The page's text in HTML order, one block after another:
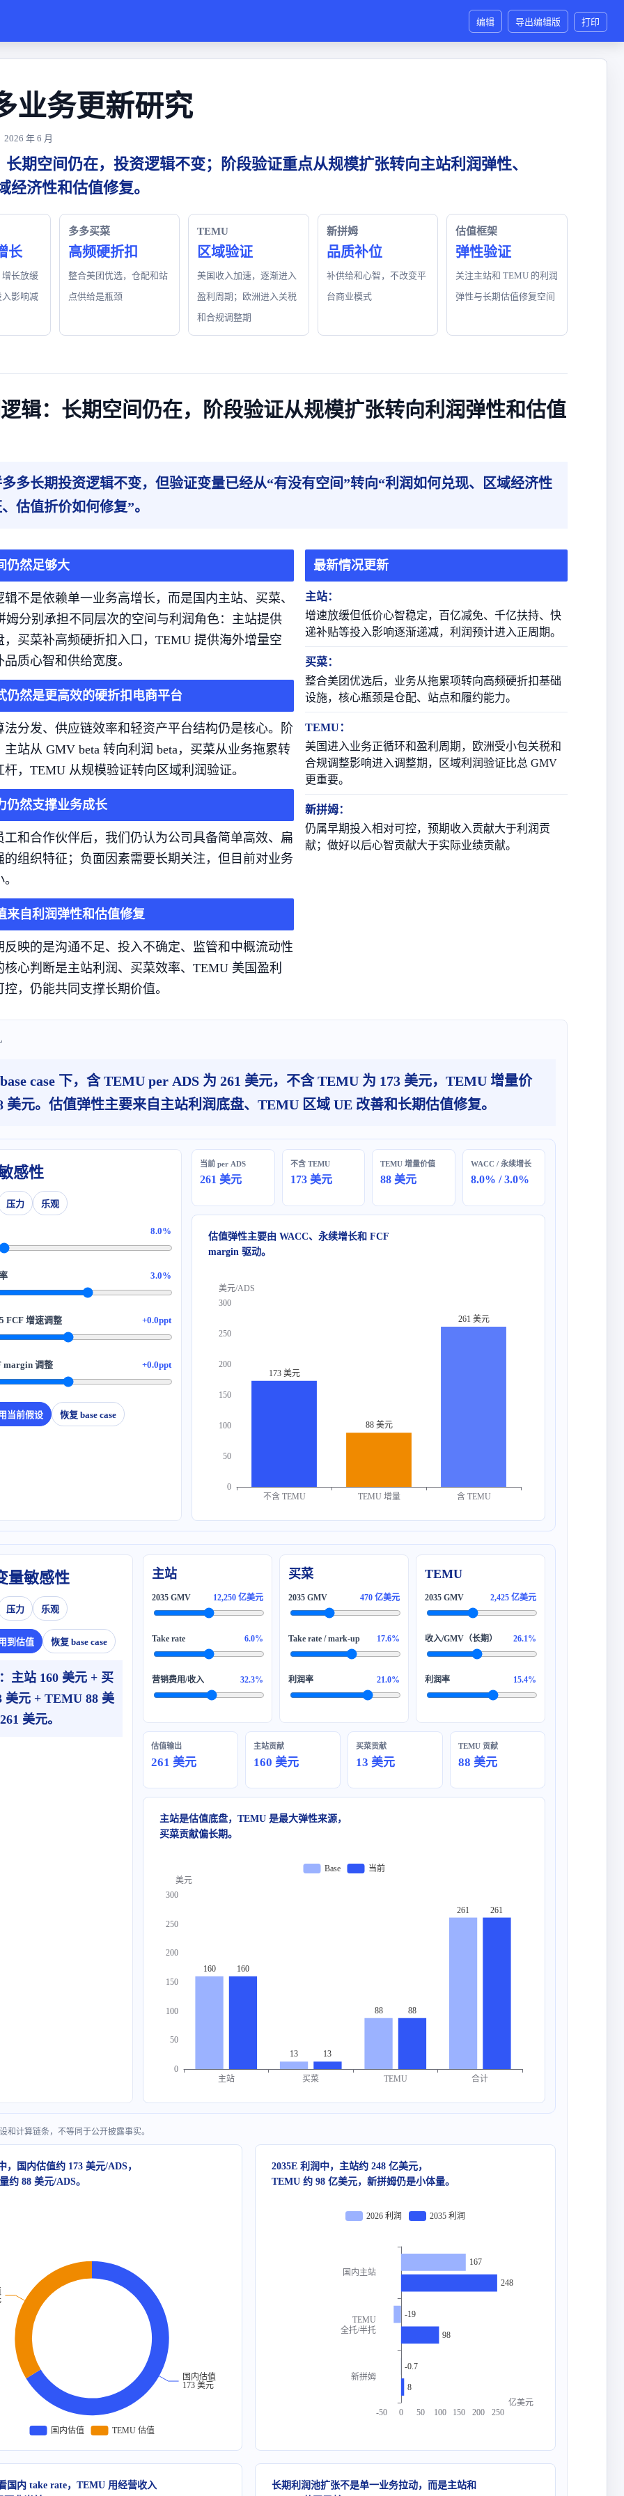
编辑 导出编辑版 打印
业务更新研究
年 6 月
长期空间仍在，投资逻辑不变；阶段验证重点从规模扩张转向主站利润弹性、
经济性和估值修复。
长
长放缓
影响减
多多买菜
高频硬折扣
整合美团优选，仓配和站
点供给是瓶颈
TEMU
区域验证
美国收入加速，逐渐进入
盈利周期；欧洲进入关税
和合规调整期
新拼姆
品质补位
补供给和心智，不改变平
台商业模式
估值框架
弹性验证
关注主站和 TEMU 的利润
弹性与长期估值修复空间
辑：长期空间仍在，阶段验证从规模扩张转向利润弹性和估值
多长期投资逻辑不变，但验证变量已经从“有没有空间”转向“利润如何兑现、区域经济性
估值折价如何修复”。
仍然足够大
不是依赖单一业务高增长，而是国内主站、买菜、
姆分别承担不同层次的空间与利润角色：主站提供
，买菜补高频硬折扣入口，TEMU 提供海外增量空
质心智和供给宽度。
仍然是更高效的硬折扣电商平台
法分发、供应链效率和轻资产平台结构仍是核心。阶
站从 GMV beta 转向利润 beta，买菜从业务拖累转
，TEMU 从规模验证转向区域利润验证。
仍然支撑业务成长
工和合作伙伴后，我们仍认为公司具备简单高效、扁
的组织特征；负面因素需要长期关注，但目前对业务
来自利润弹性和估值修复
反映的是沟通不足、投入不确定、监管和中概流动性
核心判断是主站利润、买菜效率、TEMU 美国盈利
，仍能共同支撑长期价值。
最新情况更新
主站：
增速放缓但低价心智稳定，百亿减免、千亿扶持、快
递补贴等投入影响逐渐递减，利润预计进入正周期。
买菜：
整合美团优选后，业务从拖累项转向高频硬折扣基础
设施，核心瓶颈是仓配、站点和履约能力。
TEMU：
美国进入业务正循环和盈利周期，欧洲受小包关税和
合规调整影响进入调整期，区域利润验证比总 GMV
更重要。
新拼姆：
仍属早期投入相对可控，预期收入贡献大于利润贡
献；做好以后心智贡献大于实际业绩贡献。
base case 下，含 TEMU per ADS 为 261 美元，不含 TEMU 为 173 美元，TEMU 增量价
美元。估值弹性主要来自主站利润底盘、TEMU 区域 UE 改善和长期估值修复。
感性
压力 乐观
8.0%
3.0%
+0.0ppt
+0.0ppt
当前假设 恢复 base case
当前 per ADS
261 美元
不含 TEMU
173 美元
TEMU 增量价值
88 美元
WACC / 永续增长
8.0% / 3.0%
美元/ADS
0
50
100
150
200
250
300
不含 TEMU TEMU 增量 含 TEMU
173 美元
88 美元
261 美元
估值弹性主要由 WACC、永续增长和 FCF
margin 驱动。
量敏感性
压力 乐观
到估值 恢复 base case
主站 160 美元 + 买
美元 + TEMU 88 美
美元。
主站
12,250 亿美元
6.0%
32.3%
买菜
470 亿美元
17.6%
21.0%
TEMU
2,425 亿美元
26.1%
15.4%
估值输出
261 美元
主站贡献
160 美元
买菜贡献
13 美元
TEMU 贡献
88 美元
美元
0
50
100
150
200
250
300
主站 买菜 TEMU 合计
160
13
88
261
160
13
88
261
Base 当前
主站是估值底盘，TEMU 是最大弹性来源，
买菜贡献偏长期。
和计算链条，不等同于公开披露事实。
国内估值
173 美元
国内估值 TEMU 估值
，国内估值约 173 美元/ADS，
约 88 美元/ADS。
亿美元
新拼姆
TEMU
全托/半托
国内主站
-50 0 50 100 150 200 250
-0.7
-19
167
8
98
248
2026 利润 2035 利润
2035E 利润中，主站约 248 亿美元，
TEMU 约 98 亿美元，新拼姆仍是小体量。
国内 take rate，TEMU 用经营收入
长期利润池扩张不是单一业务拉动，而是主站和